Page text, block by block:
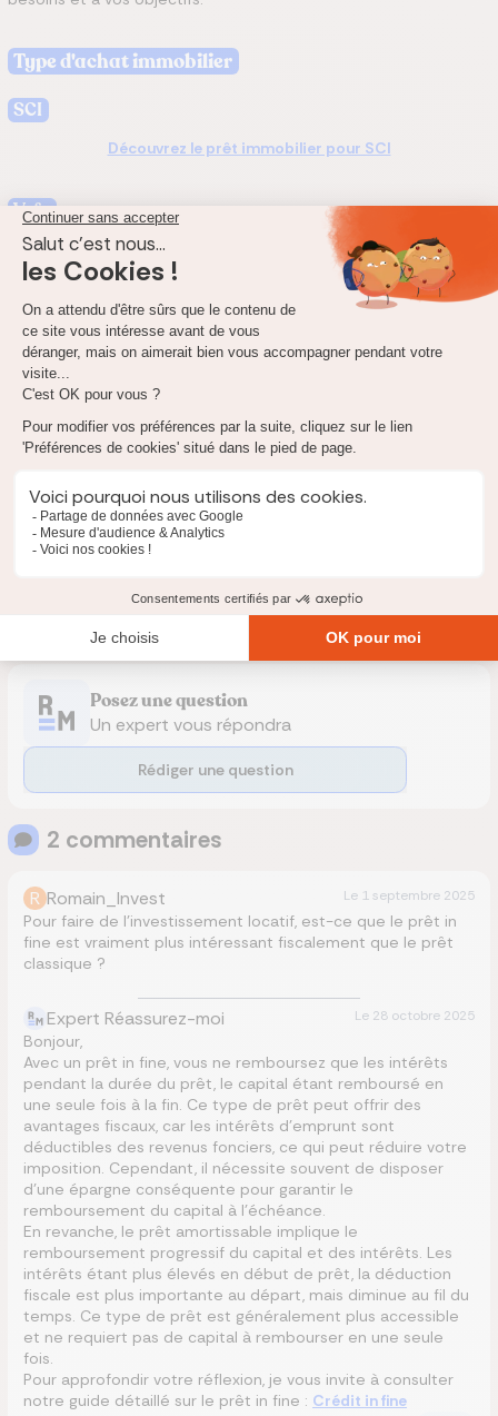
Type d'achat immobilier
SCI
Découvrez le prêt immobilier pour SCI
Vefa
Découvrez le prêt immobilier pour Vefa
Résidence secondaire
Découvrez le prêt immobilier pour résidence secondaire
FAQ Type de prêt immobilier
Quel prêt immobilier choisir pour un premier achat ?
Comment fonctionne un prêt relais ?
Posez une question
Un expert vous répondra
Rédiger une question
2 commentaires
R Romain_Invest Le 1 septembre 2025
Pour faire de l’investissement locatif, est-ce que le prêt in
fine est vraiment plus intéressant fiscalement que le prêt
classique ?
Expert Réassurez-moi Le 28 octobre 2025
Bonjour,
Avec un prêt in fine, vous ne remboursez que les intérêts
pendant la durée du prêt, le capital étant remboursé en
une seule fois à la fin. Ce type de prêt peut offrir des
avantages fiscaux, car les intérêts d’emprunt sont
déductibles des revenus fonciers, ce qui peut réduire votre
imposition. Cependant, il nécessite souvent de disposer
d’une épargne conséquente pour garantir le
remboursement du capital à l’échéance.
En revanche, le prêt amortissable implique le
remboursement progressif du capital et des intérêts. Les
intérêts étant plus élevés en début de prêt, la déduction
fiscale est plus importante au départ, mais diminue au fil du
temps. Ce type de prêt est généralement plus accessible
et ne requiert pas de capital à rembourser en une seule
fois.
Pour approfondir votre réflexion, je vous invite à consulter
notre guide détaillé sur le prêt in fine : Crédit in fine